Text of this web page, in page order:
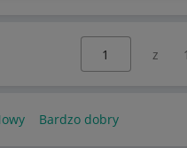
z 1
Bardzo dobry